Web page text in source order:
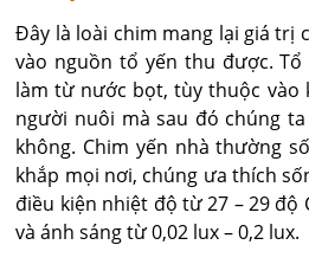
Đây là loài chim mang lại giá trị
vào nguồn tổ yến thu được.
làm từ nước bọt, tùy thuộc vào
người nuôi mà sau đó chúng
không. Chim yến nhà thường
khắp mọi nơi, chúng ưa thích
điều kiện nhiệt độ từ 27 – 29 độ
và ánh sáng từ 0,02 lux – 0,2 lux.